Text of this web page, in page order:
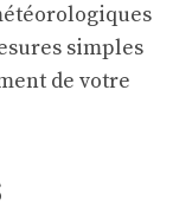
simples
de votre